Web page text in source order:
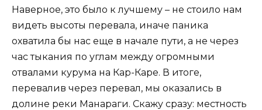
Наверное, это было к лучшему – не стоило нам
видеть высоты перевала, иначе паника
охватила бы нас еще в начале пути, а не через
час тыкания по углам между огромными
отвалами курума на Кар-Каре. В итоге,
перевалив через перевал, мы оказались в
долине реки Манараги. Скажу сразу: местность